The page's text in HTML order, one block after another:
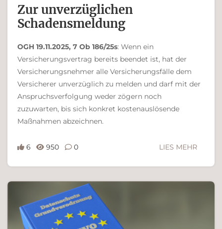
Zur unverzüglichen
Schadensmeldung
OGH 19.11.2025, 7 Ob 186/25s: Wenn ein
Versicherungsvertrag bereits beendet ist, hat der
Versicherungsnehmer alle Versicherungsfälle dem
Versicherer unverzüglich zu melden und darf mit der
Anspruchsverfolgung weder zögern noch
zuzuwarten, bis sich konkret kostenauslösende
Maßnahmen abzeichnen.
6 950 0 LIES MEHR
Ferdinand Bachinger